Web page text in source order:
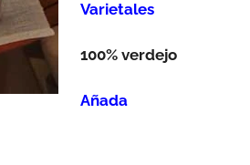
Varietales
100% verdejo
Añada